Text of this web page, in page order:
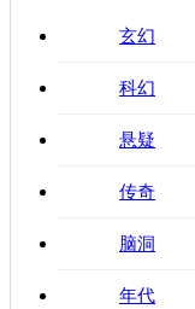
玄幻
科幻
悬疑
传奇
脑洞
年代